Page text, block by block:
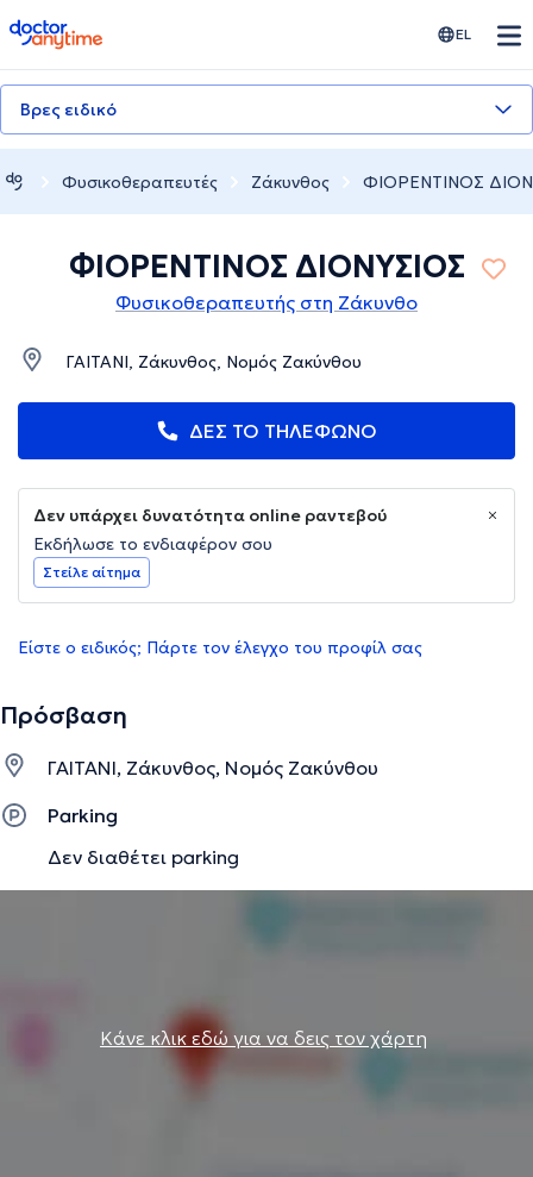
doctoranytime EL
Βρες ειδικό
Φυσικοθεραπευτές Ζάκυνθος ΦΙΟΡΕΝΤΙΝΟΣ
ΦΙΟΡΕΝΤΙΝΟΣ ΔΙΟΝΥΣΙΟΣ
Φυσικοθεραπευτής στη Ζάκυνθο
ΓΑΙΤΑΝΙ, Ζάκυνθος, Νομός Ζακύνθου
ΔΕΣ ΤΟ ΤΗΛΕΦΩΝΟ
Δεν υπάρχει δυνατότητα online ραντεβού
Εκδήλωσε το ενδιαφέρον σου
Στείλε αίτημα
Είστε ο ειδικός; Πάρτε τον έλεγχο του προφίλ σας
Πρόσβαση
ΓΑΙΤΑΝΙ, Ζάκυνθος, Νομός Ζακύνθου
Parking
Δεν διαθέτει parking
Κάνε κλικ εδώ για να δεις τον χάρτη